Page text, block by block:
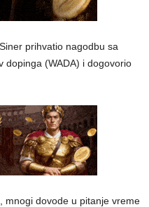
prihvatio nagodbu sa
dopinga (WADA) i dogovorio
mnogi dovode u pitanje vreme